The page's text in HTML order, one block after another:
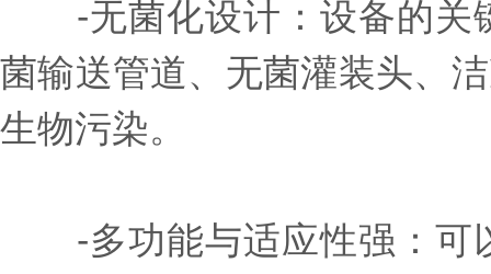
-无菌化设计：设备的关
菌输送管道、无菌灌装头、
生物污染。
-多功能与适应性强：可